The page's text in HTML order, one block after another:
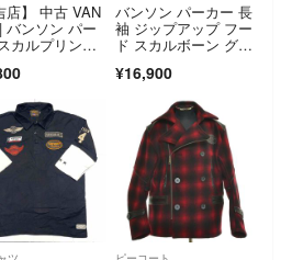
店】 中古 VAN
バンソン パー
カルプリン
ブラック サ
バンソン パーカー 長
袖 ジップアップ フー
ド スカルボーン グレ
¥16,900